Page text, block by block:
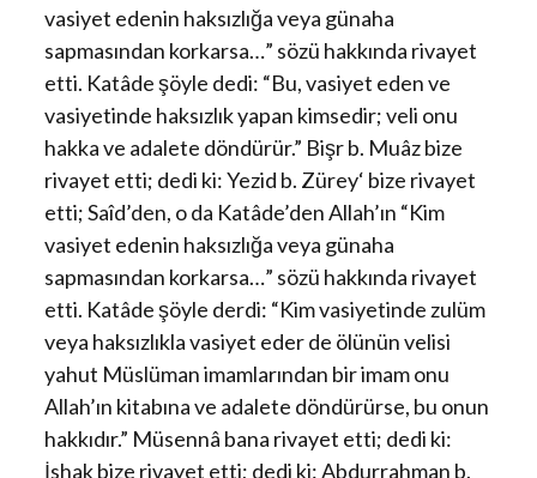
vasiyet edenin haksızlığa veya günaha
sapmasından korkarsa…” sözü hakkında rivayet
etti. Katâde şöyle dedi: “Bu, vasiyet eden ve
vasiyetinde haksızlık yapan kimsedir; veli onu
hakka ve adalete döndürür.” Bişr b. Muâz bize
rivayet etti; dedi ki: Yezid b. Zürey‘ bize rivayet
etti; Saîd’den, o da Katâde’den Allah’ın “Kim
vasiyet edenin haksızlığa veya günaha
sapmasından korkarsa…” sözü hakkında rivayet
etti. Katâde şöyle derdi: “Kim vasiyetinde zulüm
veya haksızlıkla vasiyet eder de ölünün velisi
yahut Müslüman imamlarından bir imam onu
Allah’ın kitabına ve adalete döndürürse, bu onun
hakkıdır.” Müsennâ bana rivayet etti; dedi ki:
İshak bize rivayet etti; dedi ki: Abdurrahman b.